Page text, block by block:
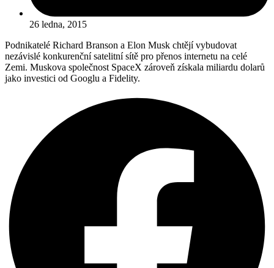
26 ledna, 2015
Podnikatelé Richard Branson a Elon Musk chtějí vybudovat
nezávislé konkurenční satelitní sítě pro přenos internetu na celé
Zemi. Muskova společnost SpaceX zároveň získala miliardu dolarů
jako investici od Googlu a Fidelity.